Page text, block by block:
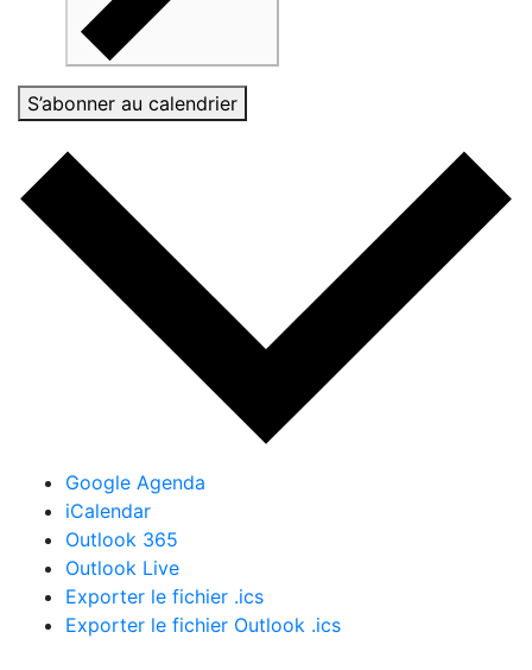
S’abonner au calendrier
Google Agenda
iCalendar
Outlook 365
Outlook Live
Exporter le fichier .ics
Exporter le fichier Outlook .ics